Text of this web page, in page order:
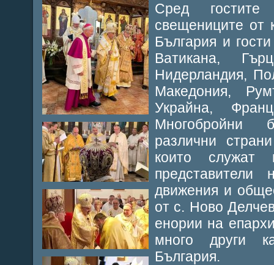
Сред
свещениците от
България и
Ватикана,
Нидерландия,
Македония,
Украйна,
Многобройни
различни
които служат
представители
движения и
от с. Ново
енории на
много други
България.